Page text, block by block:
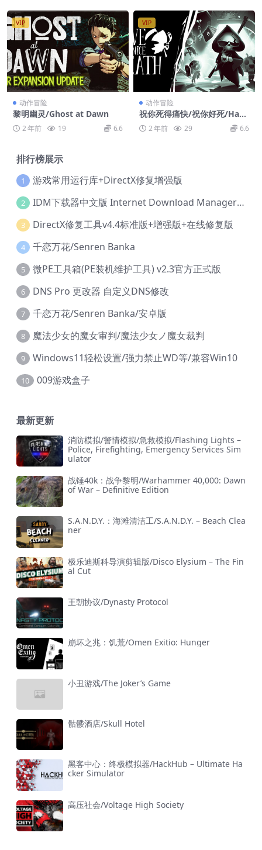
VIP
动作冒险
黎明幽灵/Ghost at Dawn
2 年前 19 6.6
VIP
动作冒险
祝你死得痛快/祝你好死/Have
a Nice Death
2 年前 29 6.6
排行榜展示
1 游戏常用运行库+DirectX修复增强版
2 IDM下载器中文版 Internet Download Manager v6.42.36 IDM
3 DirectX修复工具v4.4标准版+增强版+在线修复版
4 千恋万花/Senren Banka
5 微PE工具箱(PE装机维护工具) v2.3官方正式版
6 DNS Pro 更改器 自定义DNS修改
7 千恋万花/Senren Banka/安卓版
8 魔法少女的魔女审判/魔法少女ノ魔女裁判
9 Windows11轻松设置/强力禁止WD等/兼容Win10
10 009游戏盒子
最新更新
消防模拟/警情模拟/急救模拟/Flashing Lights –
Police, Firefighting, Emergency Services Sim
ulator
战锤40k：战争黎明/Warhammer 40,000: Dawn
of War – Definitive Edition
S.A.N.D.Y.：海滩清洁工/S.A.N.D.Y. – Beach Clea
ner
极乐迪斯科导演剪辑版/Disco Elysium – The Fin
al Cut
王朝协议/Dynasty Protocol
崩坏之兆：饥荒/Omen Exitio: Hunger
小丑游戏/The Joker’s Game
骷髅酒店/Skull Hotel
黑客中心：终极模拟器/HackHub – Ultimate Ha
cker Simulator
高压社会/Voltage High Society